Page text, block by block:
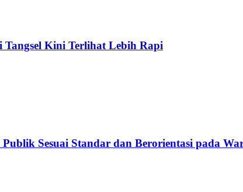
Kini Terlihat Lebih Rapi
Sesuai Standar dan Berorientasi pada